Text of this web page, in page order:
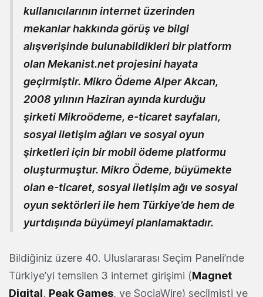
kullanıcılarının internet üzerinden
mekanlar hakkında görüş ve bilgi
alışverişinde bulunabildikleri bir platform
olan Mekanist.net projesini hayata
geçirmiştir. Mikro Ödeme Alper Akcan,
2008 yılının Haziran ayında kurduğu
şirketi Mikroödeme, e-ticaret sayfaları,
sosyal iletişim ağları ve sosyal oyun
şirketleri için bir mobil ödeme platformu
oluşturmuştur. Mikro Ödeme, büyümekte
olan e-ticaret, sosyal iletişim ağı ve sosyal
oyun sektörleri ile hem Türkiye’de hem de
yurtdışında büyümeyi planlamaktadır.
Bildiğiniz üzere 40. Uluslararası Seçim Paneli’nde
Türkiye’yi temsilen 3 internet girişimi (Magnet
Digital, Peak Games, ve SociaWire) seçilmişti ve